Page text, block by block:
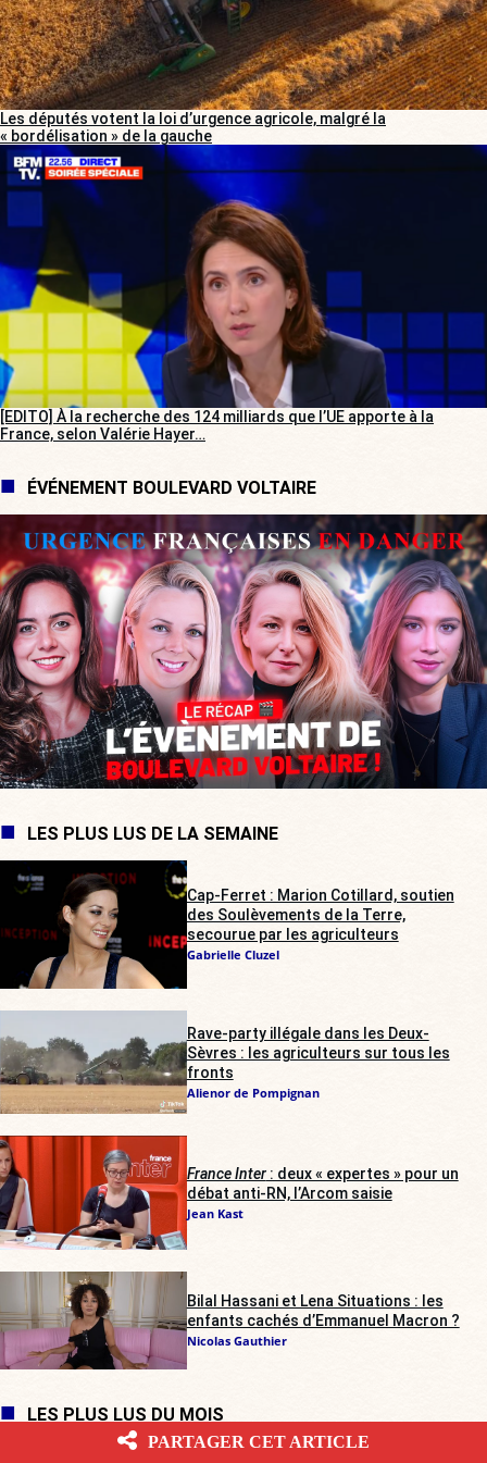
Les députés votent la loi d’urgence agricole, malgré la
« bordélisation » de la gauche
[EDITO] À la recherche des 124 milliards que l’UE apporte à la
France, selon Valérie Hayer…
ÉVÉNEMENT BOULEVARD VOLTAIRE
LES PLUS LUS DE LA SEMAINE
Cap-Ferret : Marion Cotillard, soutien
des Soulèvements de la Terre,
secourue par les agriculteurs
Gabrielle Cluzel
Rave-party illégale dans les Deux-
Sèvres : les agriculteurs sur tous les
fronts
Alienor de Pompignan
France Inter: deux « expertes » pour un
débat anti-RN, l’Arcom saisie
Jean Kast
Bilal Hassani et Lena Situations : les
enfants cachés d’Emmanuel Macron ?
Nicolas Gauthier
LES PLUS LUS DU MOIS
PARTAGER CET ARTICLE